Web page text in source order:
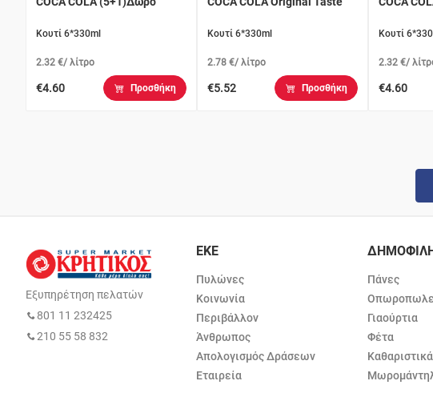
Κουτί 6*330ml
2.32 €/ λίτρο
€4.60 Προσθήκη
Κουτί 6*330ml
2.78 €/ λίτρο
€5.52 Προσθήκη
Κουτί
2.32 €/
€4.60
Εξυπηρέτηση πελατών
801 11 232425
210 55 58 832
ΕΚΕ
Πυλώνες
Κοινωνία
Περιβάλλον
Άνθρωπος
Απολογισμός Δράσεων
Εταιρεία
Πάνες
Γιαούρτια
Φέτα
Καθαριστικά